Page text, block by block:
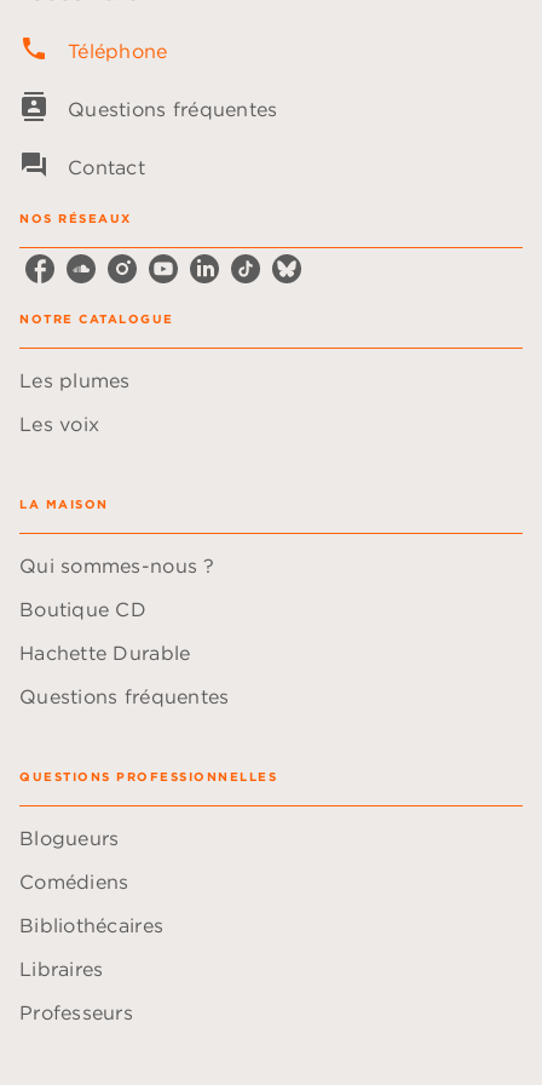
phone Téléphone
contacts Questions fréquentes
question_answer Contact
NOS RÉSEAUX
NOTRE CATALOGUE
Les plumes
Les voix
LA MAISON
Qui sommes-nous ?
Boutique CD
Hachette Durable
Questions fréquentes
QUESTIONS PROFESSIONNELLES
Blogueurs
Comédiens
Bibliothécaires
Libraires
Professeurs